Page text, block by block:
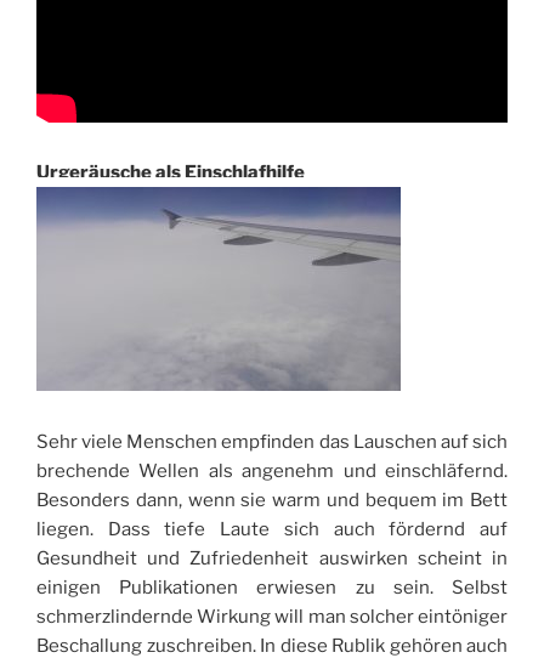
Urgeräusche als Einschlafhilfe
Sehr viele Menschen empfinden das Lauschen auf sich
brechende Wellen als angenehm und einschläfernd.
Besonders dann, wenn sie warm und bequem im Bett
liegen. Dass tiefe Laute sich auch fördernd auf
Gesundheit und Zufriedenheit auswirken scheint in
einigen Publikationen erwiesen zu sein. Selbst
schmerzlindernde Wirkung will man solcher eintöniger
Beschallung zuschreiben. In diese Rublik gehören auch